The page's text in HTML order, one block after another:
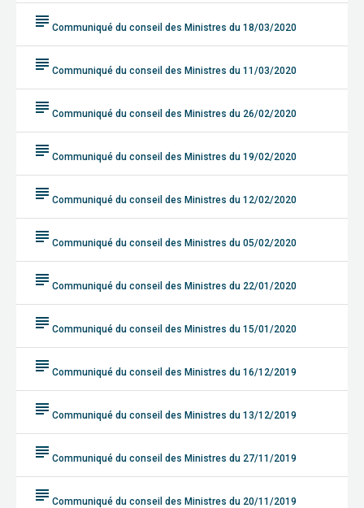
subject Communiqué du conseil des Ministres du 18/03/2020
subject Communiqué du conseil des Ministres du 11/03/2020
subject Communiqué du conseil des Ministres du 26/02/2020
subject Communiqué du conseil des Ministres du 19/02/2020
subject Communiqué du conseil des Ministres du 12/02/2020
subject Communiqué du conseil des Ministres du 05/02/2020
subject Communiqué du conseil des Ministres du 22/01/2020
subject Communiqué du conseil des Ministres du 15/01/2020
subject Communiqué du conseil des Ministres du 16/12/2019
subject Communiqué du conseil des Ministres du 13/12/2019
subject Communiqué du conseil des Ministres du 27/11/2019
subject Communiqué du conseil des Ministres du 20/11/2019